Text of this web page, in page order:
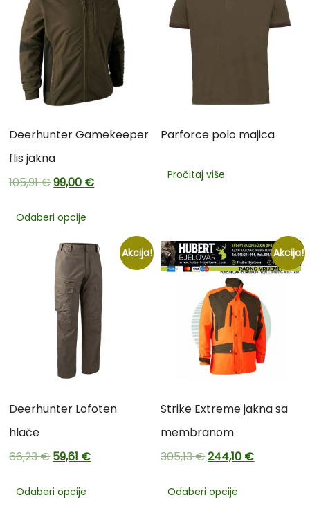
Deerhunter Gamekeeper
flis jakna
105,91€99,00 €
Odaberi opcije
Parforce polo majica
Pročitaj više
Akcija!
Deerhunter Lofoten
hlače
66,23€59,61 €
Odaberi opcije
Akcija!
Strike Extreme jakna sa
membranom
305,13€244,10 €
Odaberi opcije